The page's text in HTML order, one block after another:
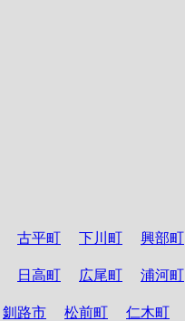
古平町 下川町 興部町
日高町 広尾町 浦河町
釧路市 松前町 仁木町